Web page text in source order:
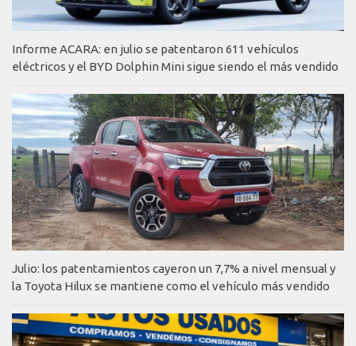
Informe ACARA: en julio se patentaron 611 vehículos
eléctricos y el BYD Dolphin Mini sigue siendo el más vendido
Julio: los patentamientos cayeron un 7,7% a nivel mensual y
la Toyota Hilux se mantiene como el vehículo más vendido